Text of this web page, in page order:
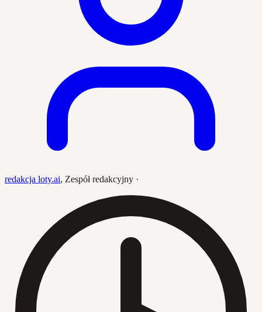
redakcja loty.ai, Zespół redakcyjny ·